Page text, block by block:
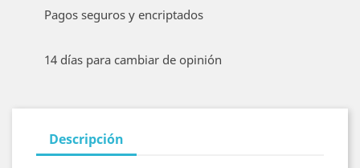
Pagos seguros y encriptados
14 días para cambiar de opinión
Descripción